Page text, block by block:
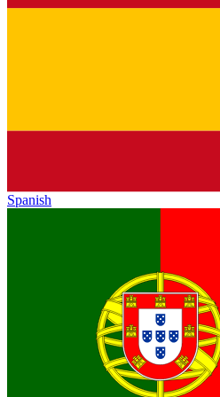
Spanish